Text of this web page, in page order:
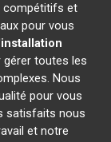
compétitifs et
pour vous
installation
gérer toutes les
Nous
pour vous
satisfaits nous
et notre